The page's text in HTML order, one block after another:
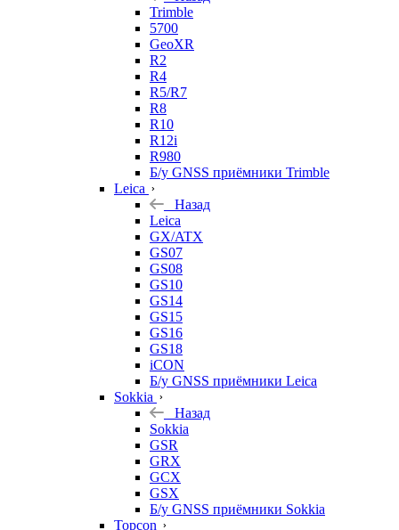
Trimble
5700
GeoXR
R2
R4
R5/R7
R8
R10
R12i
R980
Б/у GNSS приёмники Trimble
Leica
Назад
Leica
GX/ATX
GS07
GS08
GS10
GS14
GS15
GS16
GS18
iCON
Б/у GNSS приёмники Leica
Sokkia
Назад
Sokkia
GSR
GRX
GCX
GSX
Б/у GNSS приёмники Sokkia
Topcon